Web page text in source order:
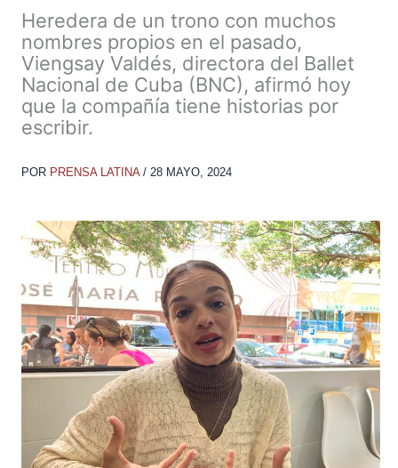
Heredera de un trono con muchos
nombres propios en el pasado,
Viengsay Valdés, directora del Ballet
Nacional de Cuba (BNC), afirmó hoy
que la compañía tiene historias por
escribir.
POR PRENSA LATINA / 28 MAYO, 2024